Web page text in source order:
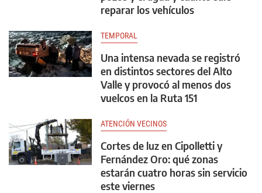
reparar los vehículos
TEMPORAL
Una intensa nevada se registró
en distintos sectores del Alto
Valle y provocó al menos dos
vuelcos en la Ruta 151
ATENCIÓN VECINOS
Cortes de luz en Cipolletti y
Fernández Oro: qué zonas
estarán cuatro horas sin servicio
este viernes